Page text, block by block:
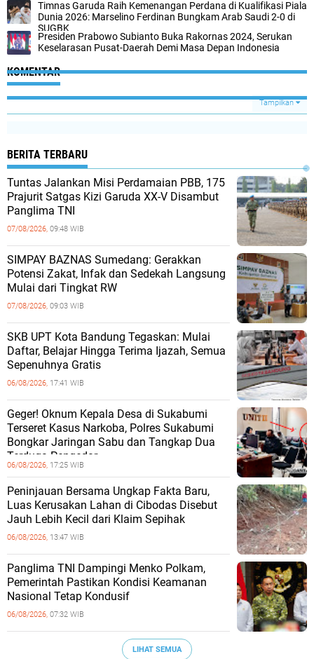
Timnas Garuda Raih Kemenangan Perdana di Kualifikasi Piala
Dunia 2026: Marselino Ferdinan Bungkam Arab Saudi 2-0 di
SUGBK
Presiden Prabowo Subianto Buka Rakornas 2024, Serukan
Keselarasan Pusat-Daerah Demi Masa Depan Indonesia
KOMENTAR
Tampilkan
BERITA TERBARU
Tuntas Jalankan Misi Perdamaian PBB, 175
Prajurit Satgas Kizi Garuda XX-V Disambut
Panglima TNI
07/08/2026, 09:48 WIB
SIMPAY BAZNAS Sumedang: Gerakkan
Potensi Zakat, Infak dan Sedekah Langsung
Mulai dari Tingkat RW
07/08/2026, 09:03 WIB
SKB UPT Kota Bandung Tegaskan: Mulai
Daftar, Belajar Hingga Terima Ijazah, Semua
Sepenuhnya Gratis
06/08/2026, 17:41 WIB
Geger! Oknum Kepala Desa di Sukabumi
Terseret Kasus Narkoba, Polres Sukabumi
Bongkar Jaringan Sabu dan Tangkap Dua
Terduga Pengedar
06/08/2026, 17:25 WIB
Peninjauan Bersama Ungkap Fakta Baru,
Luas Kerusakan Lahan di Cibodas Disebut
Jauh Lebih Kecil dari Klaim Sepihak
06/08/2026, 13:47 WIB
Panglima TNI Dampingi Menko Polkam,
Pemerintah Pastikan Kondisi Keamanan
Nasional Tetap Kondusif
06/08/2026, 07:32 WIB
LIHAT SEMUA